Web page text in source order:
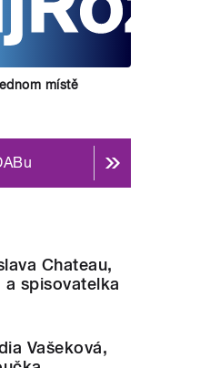
místě
Chateau,
spisovatelka
Vašeková,